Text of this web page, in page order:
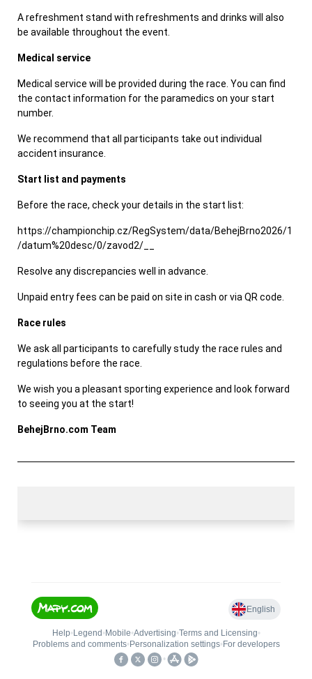
A refreshment stand with refreshments and drinks will also
be available throughout the event.
Medical service
Medical service will be provided during the race. You can find
the contact information for the paramedics on your start
number.
We recommend that all participants take out individual
accident insurance.
Start list and payments
Before the race, check your details in the start list:
https://championchip.cz/RegSystem/data/BehejBrno2026/1
/datum%20desc/0/zavod2/__
Resolve any discrepancies well in advance.
Unpaid entry fees can be paid on site in cash or via QR code.
Race rules
We ask all participants to carefully study the race rules and
regulations before the race.
We wish you a pleasant sporting experience and look forward
to seeing you at the start!
BehejBrno.com Team